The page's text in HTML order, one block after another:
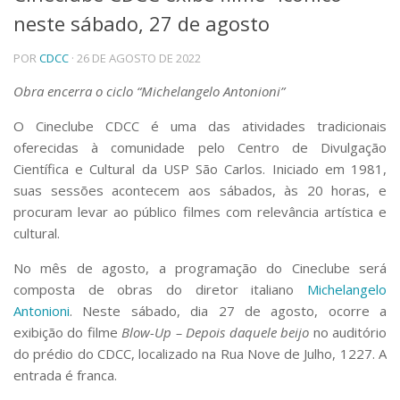
Telefones e Mapas
Pessoas
Ensino
Graduação
Educação a distância
Cursos de Extensão
Pesquisa e Inovação
Linhas de Pesquisa
Centros, Núcleos e Projetos em Rede
Pós-doutorado
Transferência de Tecnologia
Empresas Juniores
Extensão à Comunidade
Projetos, Programas e Cursos
Artes, Cultura e Esportes
Museus e Espaços Interativos
neste sábado, 27 de agosto
PORCDCC · 26 DE AGOSTO DE 2022
Obra encerra o ciclo “Michelangelo Antonioni”
O Cineclube CDCC é uma das atividades tradicionais
oferecidas à comunidade pelo Centro de Divulgação
Científica e Cultural da USP São Carlos. Iniciado em 1981,
suas sessões acontecem aos sábados, às 20 horas, e
procuram levar ao público filmes com relevância artística e
cultural.
No mês de agosto, a programação do Cineclube será
composta de obras do diretor italiano Michelangelo
Antonioni. Neste sábado, dia 27 de agosto, ocorre a
exibição do filme Blow-Up – Depois daquele beijo no auditório
do prédio do CDCC, localizado na Rua Nove de Julho, 1227. A
entrada é franca.